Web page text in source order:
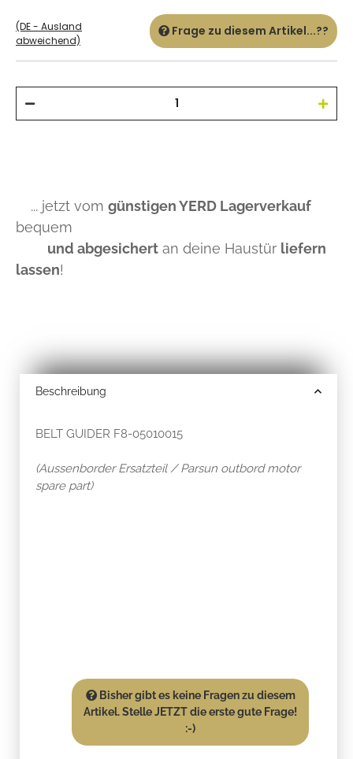
(DE - Ausland
abweichend)
Frage zu diesem Artikel...??
... jetzt vom günstigen YERD Lagerverkauf
bequem
und abgesichert an deine Haustür liefern
lassen!
Beschreibung
BELT GUIDER F8-05010015
(Aussenborder Ersatzteil / Parsun outbord motor
spare part)
Bisher gibt es keine Fragen zu diesem
Artikel. Stelle JETZT die erste gute Frage!
:-)